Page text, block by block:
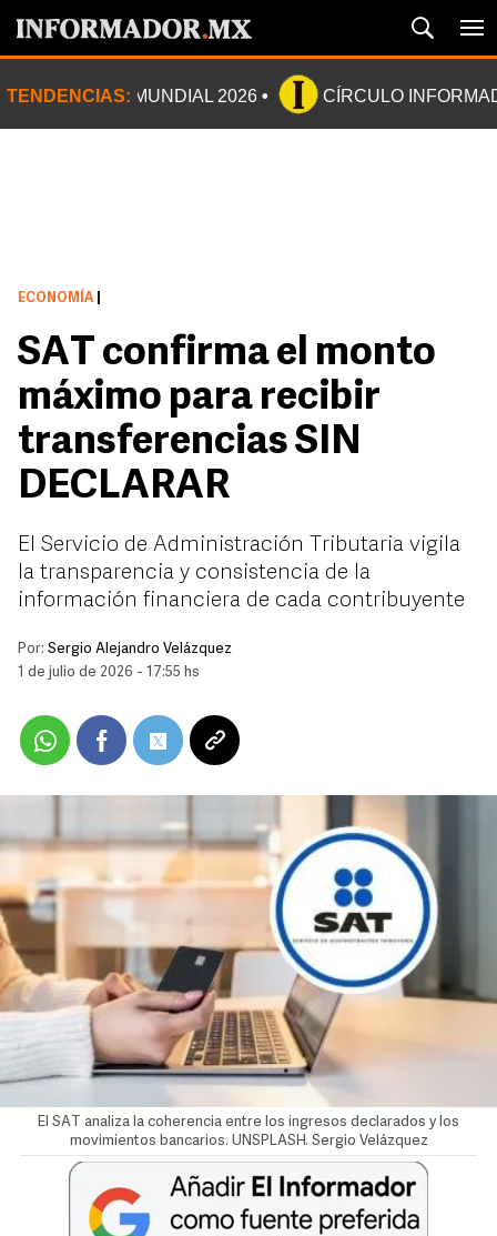
TENDENCIAS: MUNDIAL 2026 CÍRCULO
ECONOMÍA
SAT confirma el monto
máximo para recibir
transferencias SIN
DECLARAR
El Servicio de Administración Tributaria vigila
la transparencia y consistencia de la
información financiera de cada contribuyente
Por: Sergio Alejandro Velázquez
1 de julio de 2026 - 17:55 hs
El SAT analiza la coherencia entre los ingresos declarados y los
movimientos bancarios. UNSPLASH. Sergio Velázquez